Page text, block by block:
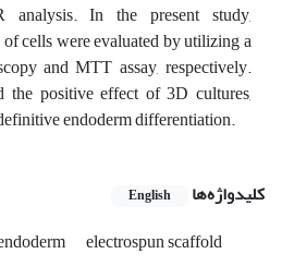
analysis. In the present study,
cells were evaluated by utilizing a
and MTT assay, respectively.
the positive effect of 3D cultures,
endoderm differentiation.
کلیدواژه‌ها English
electrospun scaffold